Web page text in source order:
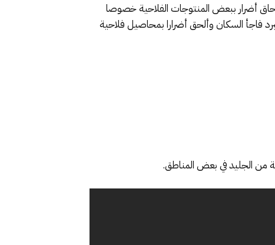
أضرار ببعض المنتوجات الفلاحية خصوصا
فاجأ السكان وألحق أضرارا بمحاصيل فلاحية
من الجليد في بعض المناطق.